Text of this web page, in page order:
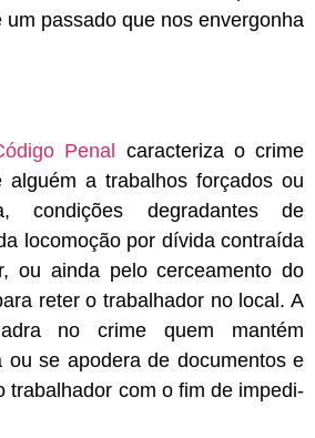
passado que nos envergonha
Penal caracteriza o crime
alguém a trabalhos forçados ou
condições degradantes de
locomoção por dívida contraída
ou ainda pelo cerceamento do
reter o trabalhador no local. A
no crime quem mantém
ou se apodera de documentos e
trabalhador com o fim de impedi-